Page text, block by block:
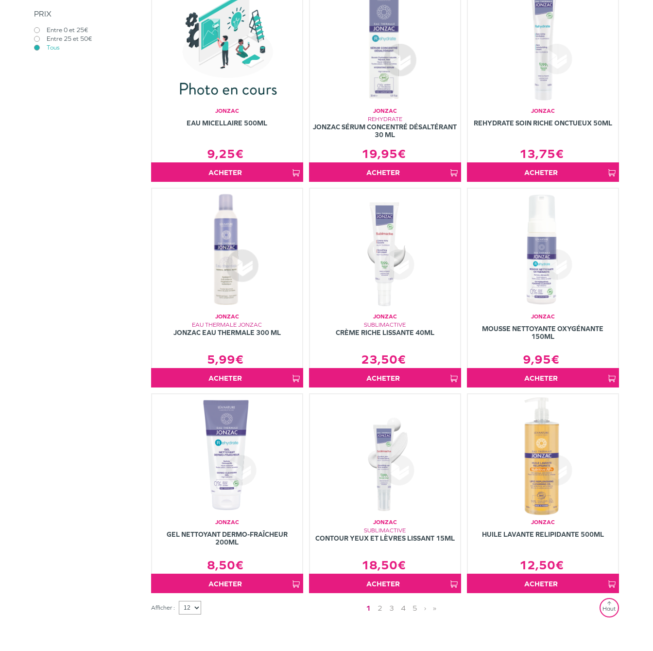
PRIX
Entre 0 et 25€
Entre 25 et 50€
Tous
JONZAC
EAU MICELLAIRE 500ML
9,25€
ACHETER
JONZAC
REHYDRATE
JONZAC SÉRUM CONCENTRÉ DÉSALTÉRANT
30 ML
19,95€
ACHETER
JONZAC
REHYDRATE SOIN RICHE ONCTUEUX 50ML
13,75€
ACHETER
JONZAC
EAU THERMALE JONZAC
JONZAC EAU THERMALE 300 ML
5,99€
ACHETER
JONZAC
SUBLIMACTIVE
CRÈME RICHE LISSANTE 40ML
23,50€
ACHETER
JONZAC
MOUSSE NETTOYANTE OXYGÉNANTE
150ML
9,95€
ACHETER
JONZAC
GEL NETTOYANT DERMO-FRAÎCHEUR
200ML
8,50€
ACHETER
JONZAC
SUBLIMACTIVE
CONTOUR YEUX ET LÈVRES LISSANT 15ML
18,50€
ACHETER
JONZAC
HUILE LAVANTE RELIPIDANTE 500ML
12,50€
ACHETER
Afficher : 1 2 3 4 5 › » Haut